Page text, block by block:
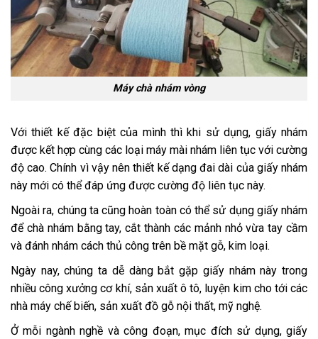
Máy chà nhám vòng
Với thiết kế đặc biệt của mình thì khi sử dụng, giấy nhám
được kết hợp cùng các loại máy mài nhám liên tục với cường
độ cao. Chính vì vậy nên thiết kế dạng đai dài của giấy nhám
này mới có thể đáp ứng được cường độ liên tục này.
Ngoài ra, chúng ta cũng hoàn toàn có thể sử dụng giấy nhám
để chà nhám bằng tay, cắt thành các mảnh nhỏ vừa tay cầm
và đánh nhám cách thủ công trên bề mặt gỗ, kim loại.
Ngày nay, chúng ta dễ dàng bắt gặp giấy nhám này trong
nhiều công xưởng cơ khí, sản xuất ô tô, luyện kim cho tới các
nhà máy chế biến, sản xuất đồ gỗ nội thất, mỹ nghệ.
Ở mỗi ngành nghề và công đoạn, mục đích sử dụng, giấy